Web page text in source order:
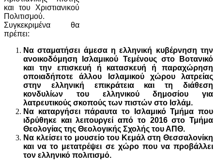
και του Χριστιανικού
Πολιτισμού.
Συγκεκριμένα θα
πρέπει:
Να σταματήσει άμεσα η ελληνική κυβέρνηση την
ανοικοδόμηση Ισλαμικού Τεμένους στο Βοτανικό
και την επισκευή ή κατασκευή ή παραχώρηση
οποιαδήποτε άλλου Ισλαμικού χώρου λατρείας
στην ελληνική επικράτεια και τη διάθεση
κονδυλίων του ελληνικού δημοσίου για
λατρευτικούς σκοπούς των πιστών στο Ισλάμ.
Να καταργήσει πάραυτα το Ισλαμικό Τμήμα που
ιδρύθηκε και λειτουργεί από το 2016 στο Τμήμα
Θεολογίας της Θεολογικής Σχολής του ΑΠΘ.
Να κλείσει το μουσείο του Κεμάλ στη Θεσσαλονίκη
και να το μετατρέψει σε χώρο που να προβάλλει
τον ελληνικό πολιτισμό.